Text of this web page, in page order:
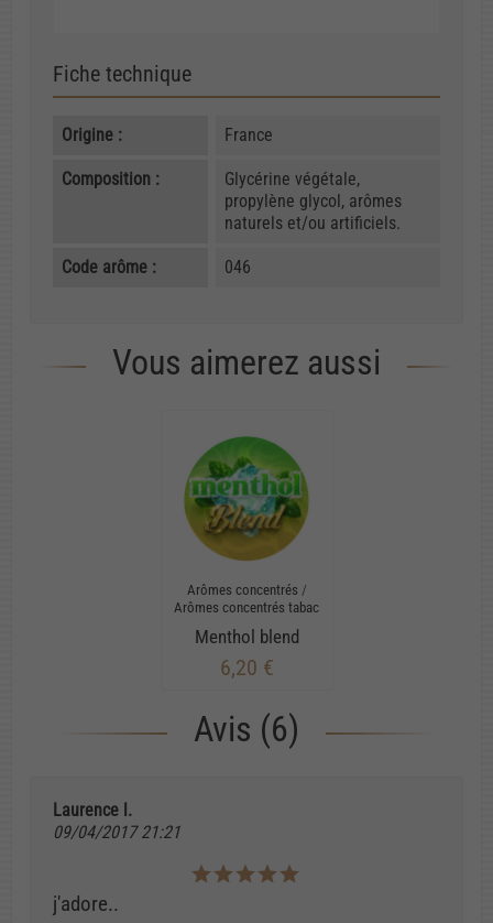
Fiche technique
Origine : France
Composition :
Glycérine végétale,
propylène glycol, arômes
naturels et/ou artificiels.
Code arôme : 046
Vous aimerez aussi
Arômes concentrés /
Arômes concentrés tabac
Menthol blend
6,20 €
Avis (6)
Laurence l.
09/04/2017 21:21
j'adore..